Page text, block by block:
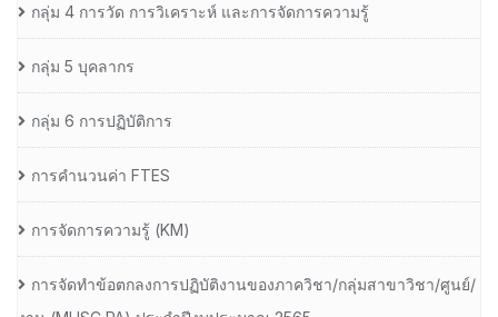
กลุ่ม 4 การวัด การวิเคราะห์ และการจัดการความรู้
กลุ่ม 5 บุคลากร
กลุ่ม 6 การปฏิบัติการ
การคำนวนค่า FTES
การจัดการความรู้ (KM)
การจัดทำข้อตกลงการปฏิบัติงานของภาควิชา/กลุ่มสาขาวิชา/ศูนย์/